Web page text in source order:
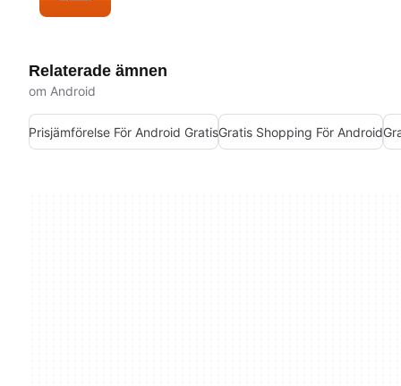
Relaterade ämnen
om Android
Prisjämförelse För Android GratisGratis Shopping För Android